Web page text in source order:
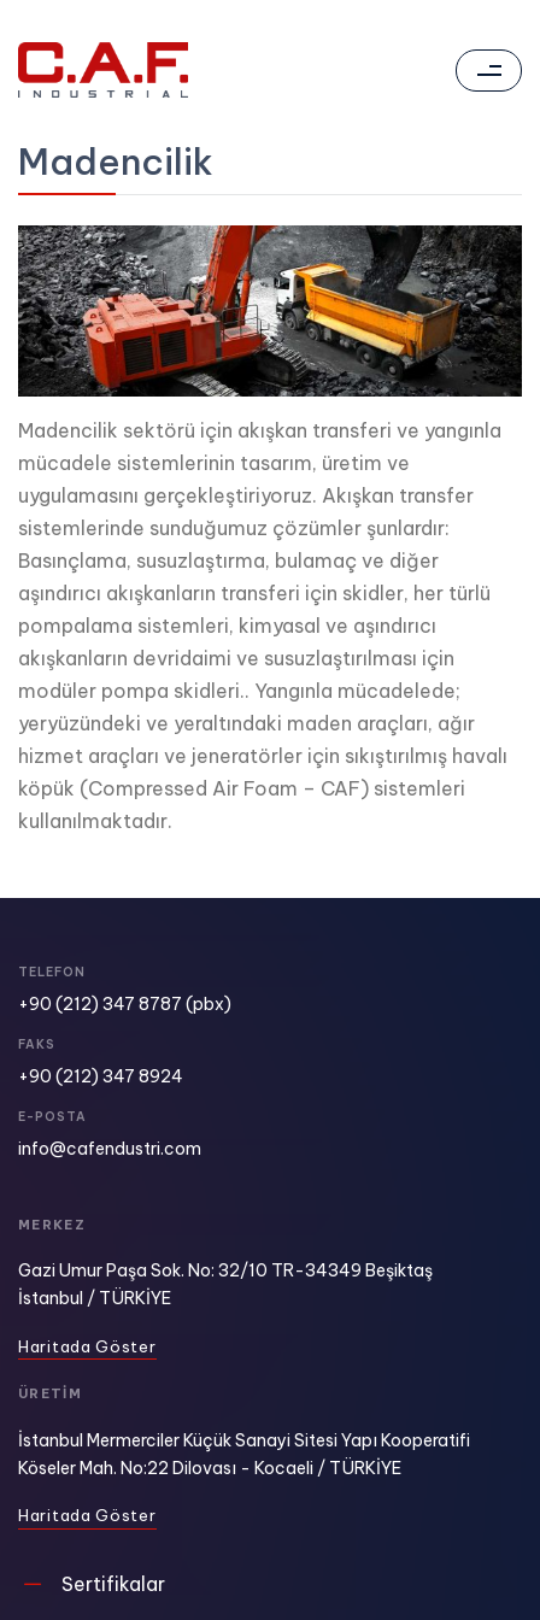
Madencilik
Madencilik sektörü için akışkan transferi ve yangınla
mücadele sistemlerinin tasarım, üretim ve
uygulamasını gerçekleştiriyoruz. Akışkan transfer
sistemlerinde sunduğumuz çözümler şunlardır:
Basınçlama, susuzlaştırma, bulamaç ve diğer
aşındırıcı akışkanların transferi için skidler, her türlü
pompalama sistemleri, kimyasal ve aşındırıcı
akışkanların devridaimi ve susuzlaştırılması için
modüler pompa skidleri.. Yangınla mücadelede;
yeryüzündeki ve yeraltındaki maden araçları, ağır
hizmet araçları ve jeneratörler için sıkıştırılmış havalı
köpük (Compressed Air Foam – CAF) sistemleri
kullanılmaktadır.
TELEFON
+90 (212) 347 8787 (pbx)
FAKS
+90 (212) 347 8924​
E-POSTA
info@cafendustri.com
MERKEZ
Gazi Umur Paşa Sok. No: 32/10 TR-34349 Beşiktaş
İstanbul / TÜRKİYE
Haritada Göster
ÜRETİM
İstanbul Mermerciler Küçük Sanayi Sitesi Yapı Kooperatifi
Köseler Mah. No:22 Dilovası - Kocaeli / TÜRKİYE
Haritada Göster
Sertifikalar